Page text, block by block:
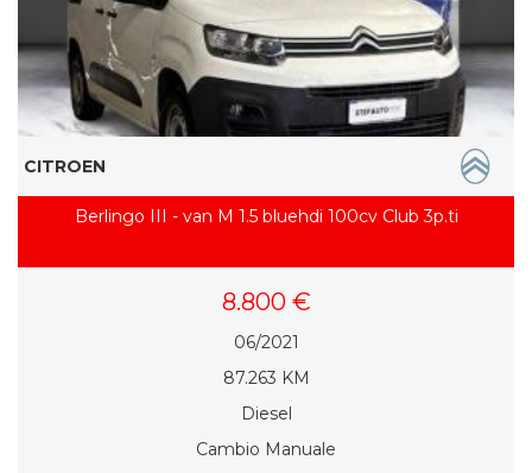
CITROEN
Berlingo III - van M 1.5 bluehdi 100cv Club 3p.ti
8.800 €
06/2021
87.263 KM
Diesel
Cambio Manuale